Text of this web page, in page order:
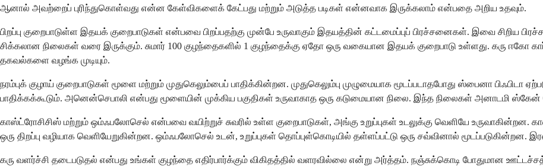
ஆனால் அவற்றைப் புரிந்துகொள்வது என்ன கேள்விகளைக் கேட்பது மற்றும் அடுத்த படிகள் என்னவாக இருக்கலாம் என்பதை அறிய உதவும்.
பிறப்பு குறைபாடுள்ள இதயக் குறைபாடுகள் என்பவை பிறப்பதற்கு முன்பே உருவாகும் இதயத்தின் கட்டமைப்புப் பிரச்சனைகள். இவை சிறிய
சிக்கலான நிலைகள் வரை இருக்கும். சுமார் 100 குழந்தைகளில் 1 குழந்தைக்கு ஏதோ ஒரு வகையான இதயக் குறைபாடு உள்ளது. கரு ஈகோ
தகவல்களை வழங்க முடியும்.
நரம்புக் குழாய் குறைபாடுகள் மூளை மற்றும் முதுகெலும்பைப் பாதிக்கின்றன. முதுகெலும்பு முழுமையாக மூடப்படாதபோது ஸ்பைனா பிஃபிடா
பாதிக்கக்கூடும். அனென்செபாலி என்பது மூளையின் முக்கிய பகுதிகள் உருவாகாத ஒரு கடுமையான நிலை. இந்த நிலைகள் அனாடமி
காஸ்ட்ரோசிசிஸ் மற்றும் ஒம்ஃபலோசெல் என்பவை வயிற்றுச் சுவரில் உள்ள குறைபாடுகள், அங்கு உறுப்புகள் உடலுக்கு வெளியே உருவாகின்றன.
ஒரு திறப்பு வழியாக வெளியேறுகின்றன. ஒம்ஃபலோசெல் உடன், உறுப்புகள் தொப்புள்கொடியில் தள்ளப்பட்டு ஒரு சவ்வினால் மூடப்படுகின்றன.
கரு வளர்ச்சி தடைபடுதல் என்பது உங்கள் குழந்தை எதிர்பார்க்கும் விகிதத்தில் வளரவில்லை என்று அர்த்தம். நஞ்சுக்கொடி போதுமான